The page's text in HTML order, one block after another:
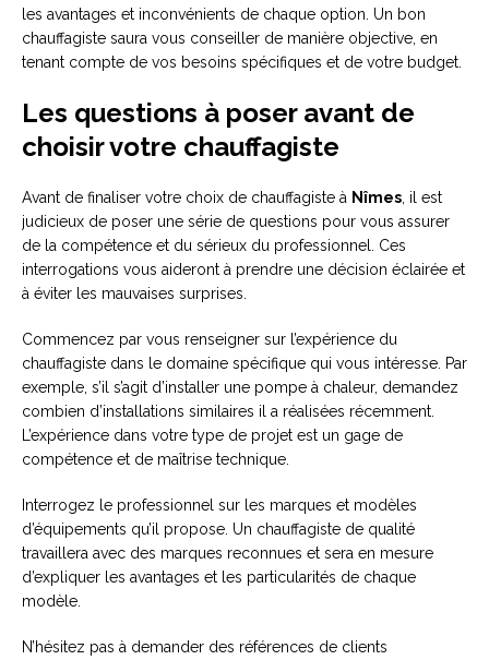
les avantages et inconvénients de chaque option. Un bon
chauffagiste saura vous conseiller de manière objective, en
tenant compte de vos besoins spécifiques et de votre budget.
Les questions à poser avant de
choisir votre chauffagiste
Avant de finaliser votre choix de chauffagiste à Nîmes , il est
judicieux de poser une série de questions pour vous assurer
de la compétence et du sérieux du professionnel. Ces
interrogations vous aideront à prendre une décision éclairée et
à éviter les mauvaises surprises.
Commencez par vous renseigner sur l’expérience du
chauffagiste dans le domaine spécifique qui vous intéresse. Par
exemple, s’il s’agit d’installer une pompe à chaleur, demandez
combien d’installations similaires il a réalisées récemment.
L’expérience dans votre type de projet est un gage de
compétence et de maîtrise technique.
Interrogez le professionnel sur les marques et modèles
d’équipements qu’il propose. Un chauffagiste de qualité
travaillera avec des marques reconnues et sera en mesure
d’expliquer les avantages et les particularités de chaque
modèle.
N’hésitez pas à demander des références de clients